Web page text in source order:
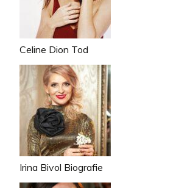
Celine Dion Tod
Irina Bivol Biografie